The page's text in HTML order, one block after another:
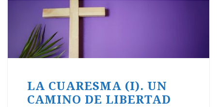
LA CUARESMA (I). UN
CAMINO DE LIBERTAD